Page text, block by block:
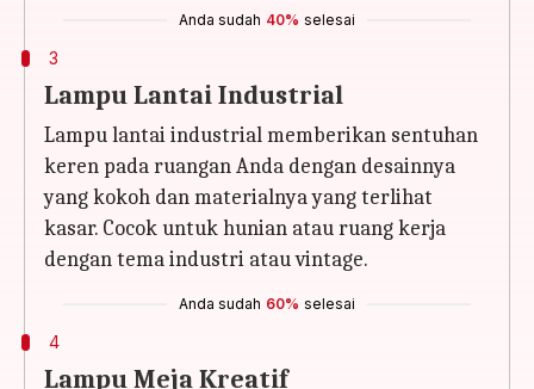
Anda sudah 40% selesai
3
Lampu Lantai Industrial
Lampu lantai industrial memberikan sentuhan
keren pada ruangan Anda dengan desainnya
yang kokoh dan materialnya yang terlihat
kasar. Cocok untuk hunian atau ruang kerja
dengan tema industri atau vintage.
Anda sudah 60% selesai
4
Lampu Meja Kreatif